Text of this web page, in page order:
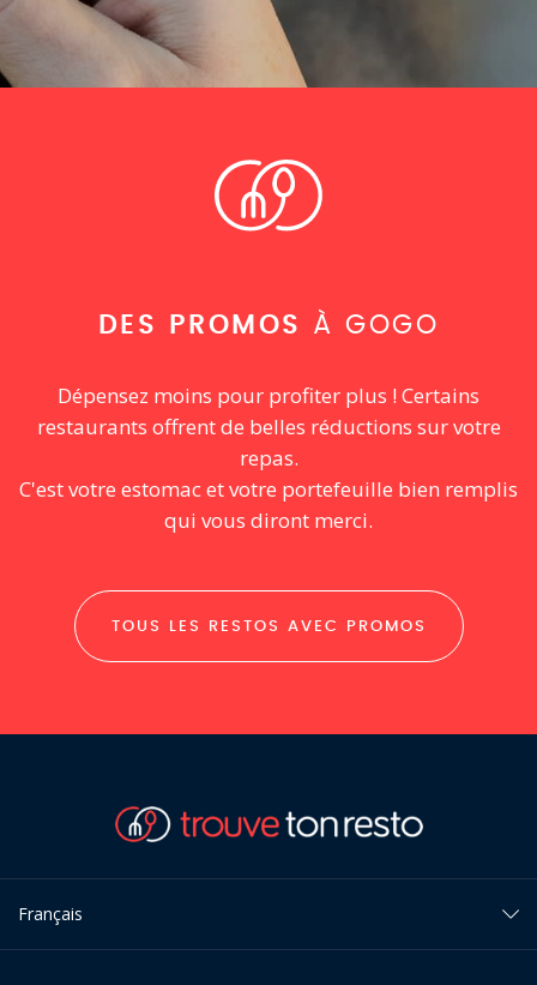
DES PROMOS À GOGO
Dépensez moins pour profiter plus ! Certains
restaurants offrent de belles réductions sur votre
repas.
C'est votre estomac et votre portefeuille bien remplis
qui vous diront merci.
TOUS LES RESTOS AVEC PROMOS
Français